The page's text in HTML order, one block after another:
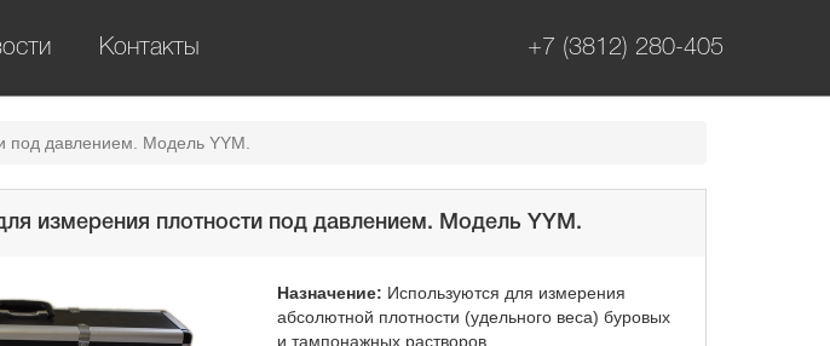
Контакты +7 (3812) 280-405
под давлением. Модель YYM.
измерения плотности под давлением. Модель YYM.
Назначение: Используются для измерения
абсолютной плотности (удельного веса) буровых
и тампонажных растворов.